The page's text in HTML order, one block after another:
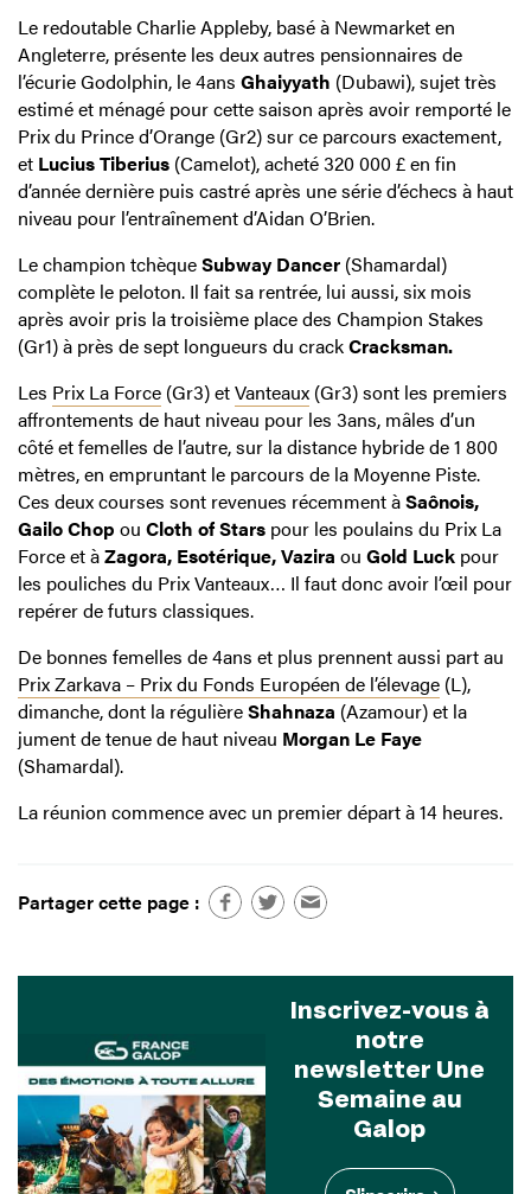
Le redoutable Charlie Appleby, basé à Newmarket en
Angleterre, présente les deux autres pensionnaires de
l’écurie Godolphin, le 4ans Ghaiyyath (Dubawi), sujet très
estimé et ménagé pour cette saison après avoir remporté le
Prix du Prince d’Orange (Gr2) sur ce parcours exactement,
et Lucius Tiberius (Camelot), acheté 320 000 £ en fin
d’année dernière puis castré après une série d’échecs à haut
niveau pour l’entraînement d’Aidan O’Brien.
Le champion tchèqueSubway Dancer (Shamardal)
complète le peloton. Il fait sa rentrée, lui aussi, six mois
après avoir pris la troisième place des Champion Stakes
(Gr1) à près de sept longueurs du crackCracksman.
Les Prix La Force (Gr3) etVanteaux (Gr3) sont les premiers
affrontements de haut niveau pour les 3ans, mâles d’un
côté et femelles de l’autre, sur la distance hybride de 1 800
mètres, en empruntant le parcours de la Moyenne Piste.
Ces deux courses sont revenues récemment àSaônois,
Gailo Chop ou Cloth of Stars pour les poulains du Prix La
Force et àZagora, Esotérique, Vazira ou Gold Luck pour
les pouliches du Prix Vanteaux… Il faut donc avoir l’œil pour
repérer de futurs classiques.
De bonnes femelles de 4ans et plus prennent aussi part au
Prix Zarkava – Prix du Fonds Européen de l’élevage (L),
dimanche, dont la régulièreShahnaza (Azamour) et la
jument de tenue de haut niveau Morgan Le Faye
(Shamardal).
La réunion commence avec un premier départ à 14 heures.
Partager cette page :
Inscrivez-vous à
notre
newsletter Une
Semaine au
Galop